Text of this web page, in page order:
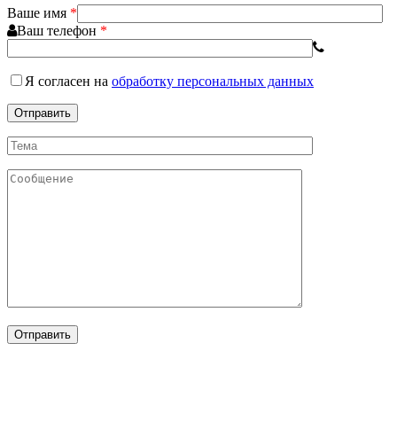
Ваше имя *
Ваш телефон *
Я согласен на обработку персональных данных